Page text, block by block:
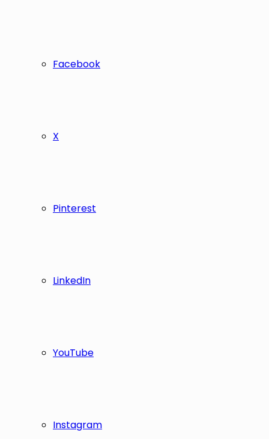
Facebook
X
Pinterest
LinkedIn
YouTube
Instagram